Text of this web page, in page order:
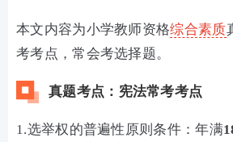
本文内容为小学教师资格综合素质
考考点，常会考选择题。
真题考点：宪法常考考点
1.选举权的普遍性原则条件：年满